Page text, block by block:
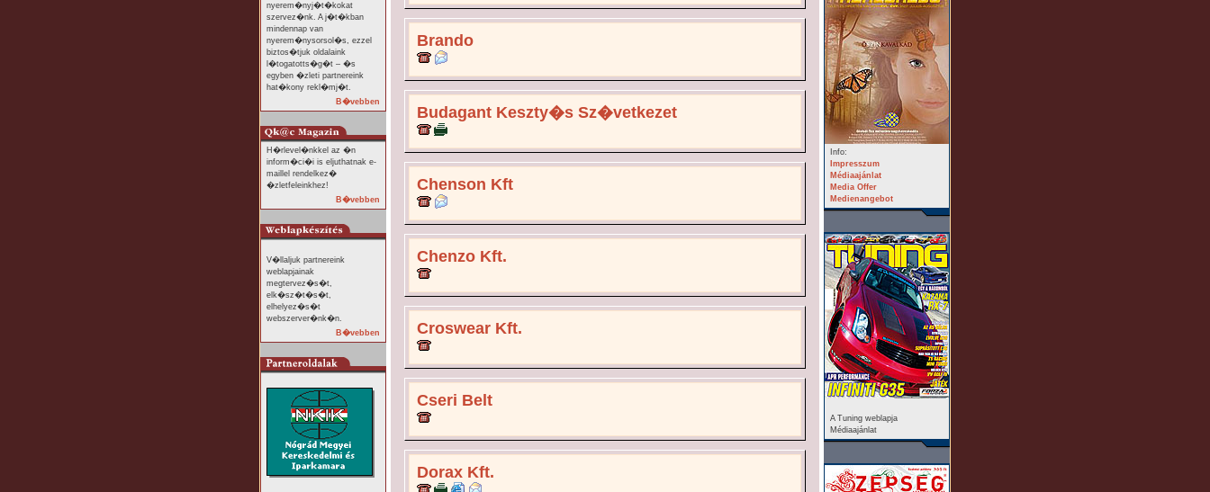
nyerem�nyj�t�kokat
szervez�nk. A j�t�kban
mindennap van
nyerem�nysorsol�s, ezzel
biztos�tjuk oldalaink
l�togatotts�g�t – �s
egyben �zleti partnereink
hat�kony rekl�mj�t.
B�vebben
H�rlevel�nkkel az �n
inform�ci�i is eljuthatnak e-
maillel rendelkez�
�zletfeleinkhez!
B�vebben
V�llaljuk partnereink
weblapjainak
megtervez�s�t,
elk�sz�t�s�t,
elhelyez�s�t
webszerver�nk�n.
B�vebben
Brando
Budagant Keszty�s Sz�vetkezet
Chenson Kft
Chenzo Kft.
Croswear Kft.
Cseri Belt
Dorax Kft.
Info:
Impresszum
Médiaajánlat
Media Offer
Medienangebot
A Tuning weblapja
Médiaajánlat